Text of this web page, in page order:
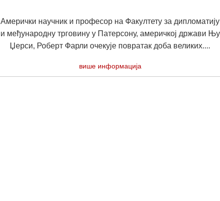
Амерички научник и професор на Факултету за дипломатију
и међународну трговину у Патерсону, америчкој држави Њу
Џерси, Роберт Фарли очекује повратак доба великих....
више информација